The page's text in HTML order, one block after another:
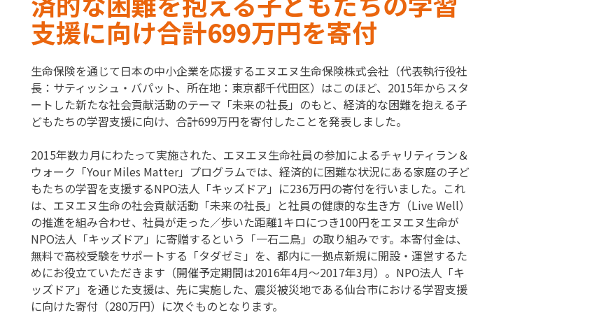
支援に向け合計699万円を寄付
生命保険を通じて日本の中小企業を応援するエヌエヌ生命保険株式会社（代表執行役社
長：サティッシュ・バパット、所在地：東京都千代田区）はこのほど、2015年からスタ
ートした新たな社会貢献活動のテーマ「未来の社長」のもと、経済的な困難を抱える子
どもたちの学習支援に向け、合計699万円を寄付したことを発表しました。
2015年数カ月にわたって実施された、エヌエヌ生命社員の参加によるチャリティラン＆
ウォーク「Your Miles Matter」プログラムでは、経済的に困難な状況にある家庭の子ど
もたちの学習を支援するNPO法人「キッズドア」に236万円の寄付を行いました。これ
は、エヌエヌ生命の社会貢献活動「未来の社長」と社員の健康的な生き方（Live Well）
の推進を組み合わせ、社員が走った／歩いた距離1キロにつき100円をエヌエヌ生命が
NPO法人「キッズドア」に寄贈するという「一石二鳥」の取り組みです。本寄付金は、
無料で高校受験をサポートする「タダゼミ」を、都内に一拠点新規に開設・運営するた
めにお役立ていただきます（開催予定期間は2016年4月～2017年3月）。NPO法人「キ
ッズドア」を通じた支援は、先に実施した、震災被災地である仙台市における学習支援
に向けた寄付（280万円）に次ぐものとなります。